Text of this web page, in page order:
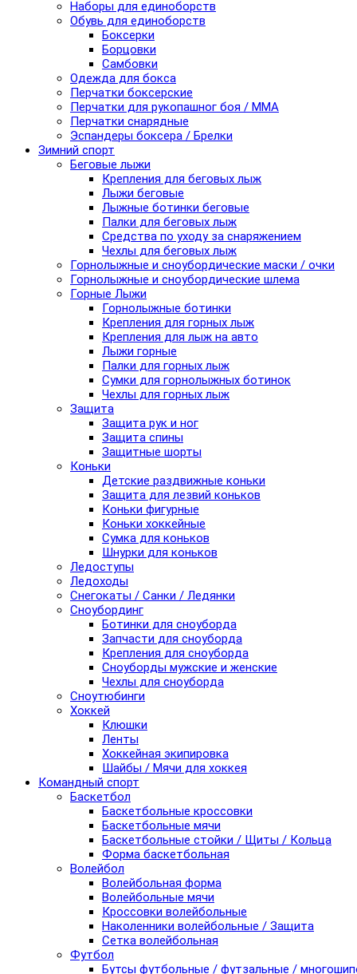
Наборы для единоборств
Обувь для единоборств
Боксерки
Борцовки
Самбовки
Одежда для бокса
Перчатки боксерские
Перчатки для рукопашног боя / ММА
Перчатки снарядные
Эспандеры боксера / Брелки
Зимний спорт
Беговые лыжи
Крепления для беговых лыж
Лыжи беговые
Лыжные ботинки беговые
Палки для беговых лыж
Средства по уходу за снаряжением
Чехлы для беговых лыж
Горнолыжные и сноубордические маски / очки
Горнолыжные и сноубордические шлема
Горные Лыжи
Горнолыжные ботинки
Крепления для горных лыж
Крепления для лыж на авто
Лыжи горные
Палки для горных лыж
Сумки для горнолыжных ботинок
Чехлы для горных лыж
Защита
Защита рук и ног
Защита спины
Защитные шорты
Коньки
Детские раздвижные коньки
Защита для лезвий коньков
Коньки фигурные
Коньки хоккейные
Сумка для коньков
Шнурки для коньков
Ледоступы
Ледоходы
Снегокаты / Санки / Ледянки
Сноубординг
Ботинки для сноуборда
Запчасти для сноуборда
Крепления для сноуборда
Сноуборды мужские и женские
Чехлы для сноуборда
Сноутюбинги
Хоккей
Клюшки
Ленты
Хоккейная экипировка
Шайбы / Мячи для хоккея
Командный спорт
Баскетбол
Баскетбольные кроссовки
Баскетбольные мячи
Баскетбольные стойки / Щиты / Кольца
Форма баскетбольная
Волейбол
Волейбольная форма
Волейбольные мячи
Кроссовки волейбольные
Наколенники волейбольные / Защита
Сетка волейбольная
Футбол
Бутсы футбольные / футзальные /